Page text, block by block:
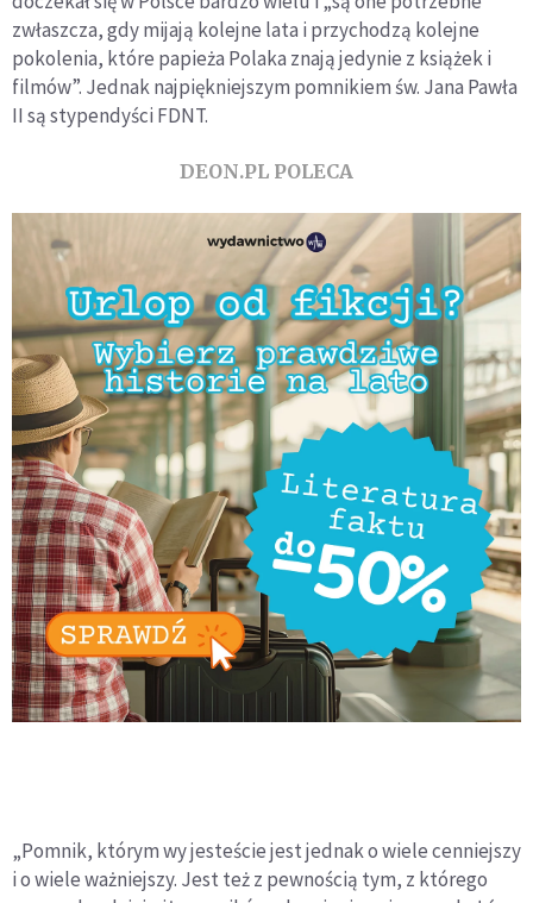
zwłaszcza, gdy mijają kolejne lata i przychodzą kolejne
pokolenia, które papieża Polaka znają jedynie z książek i
filmów”. Jednak najpiękniejszym pomnikiem św. Jana Pawła
II są stypendyści FDNT.
DEON.PL POLECA
„Pomnik, którym wy jesteście jest jednak o wiele cenniejszy
i o wiele ważniejszy. Jest też z pewnością tym, z którego